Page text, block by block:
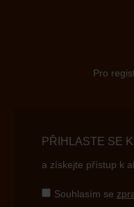
Pro
PŘIHLASTE SE
a získejte přístup k
Souhlasím se